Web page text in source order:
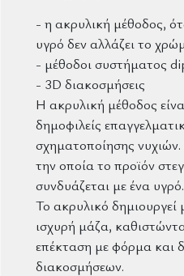
- η ακρυλική μέθοδος,
υγρό δεν αλλάζει το
- μέθοδοι συστήματος
- 3D διακοσμήσεις
Η ακρυλική μέθοδος
δημοφιλείς
σχηματοποίησης
την οποία το προϊόν
συνδυάζεται με ένα υγρό.
Το ακρυλικό
ισχυρή μάζα,
επέκταση με φόρμα και
διακοσμήσεων.